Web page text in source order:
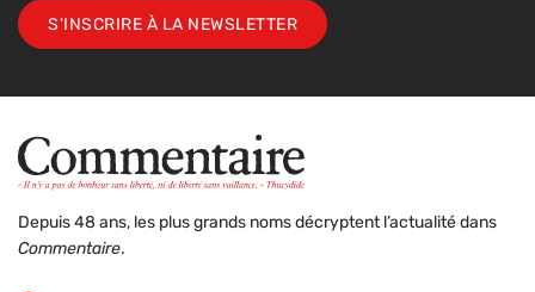
S'INSCRIRE À LA NEWSLETTER
Depuis 48 ans, les plus grands noms décryptent l’actualité dans
Commentaire.